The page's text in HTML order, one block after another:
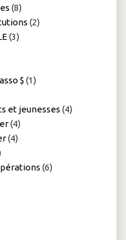
(8)
(2)
(3)
$ (1)
et jeunesses (4)
(4)
(4)
(6)